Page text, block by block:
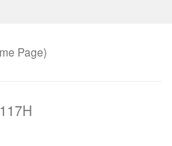
Page)